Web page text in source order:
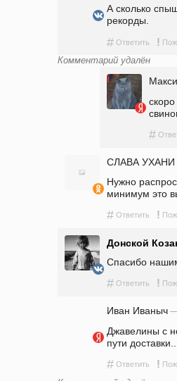
А сколько
рекорды.
# Ответить !
Комментарий удалён
#
СЛАВА УХАНИ
Нужно
минимум это
# Ответить !
Донской
Спасибо
# Ответить !
Иван Иваныч —
Джавелины с
пути доставки...
# Ответить !